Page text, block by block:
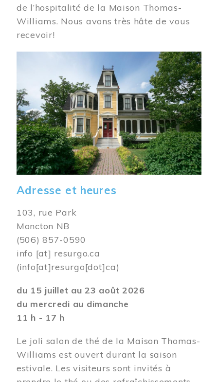
de l’hospitalité de la Maison Thomas-
Williams. Nous avons très hâte de vous
recevoir!
Adresse et heures
103, rue Park
Moncton NB
(506) 857-0590
info [at] resurgo.ca
(info[at]resurgo[dot]ca)
du 15 juillet au 23 août 2026
du mercredi au dimanche
11 h - 17 h
Le joli salon de thé de la Maison Thomas-
Williams est ouvert durant la saison
estivale. Les visiteurs sont invités à